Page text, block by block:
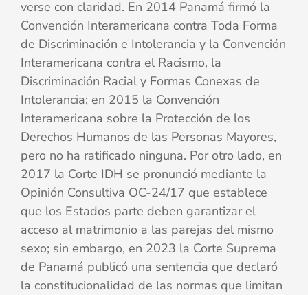
verse con claridad. En 2014 Panamá firmó la
Convención Interamericana contra Toda Forma
de Discriminación e Intolerancia y la Convención
Interamericana contra el Racismo, la
Discriminación Racial y Formas Conexas de
Intolerancia; en 2015 la Convención
Interamericana sobre la Protección de los
Derechos Humanos de las Personas Mayores,
pero no ha ratificado ninguna. Por otro lado, en
2017 la Corte IDH se pronunció mediante la
Opinión Consultiva OC-24/17 que establece
que los Estados parte deben garantizar el
acceso al matrimonio a las parejas del mismo
sexo; sin embargo, en 2023 la Corte Suprema
de Panamá publicó una sentencia que declaró
la constitucionalidad de las normas que limitan